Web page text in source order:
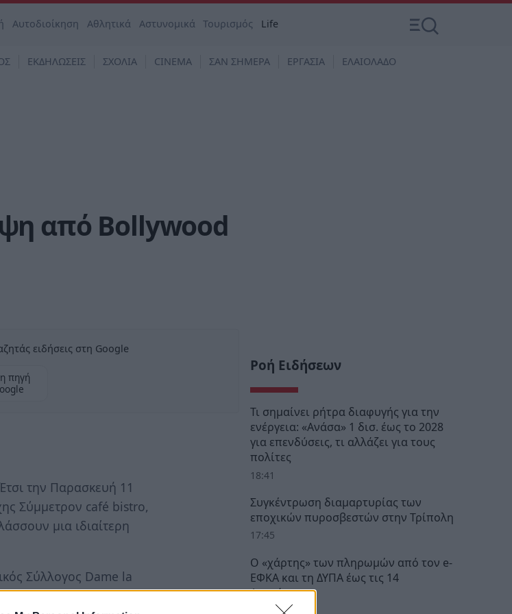
Αυτοδιοίκηση Αθλητικά Αστυνομικά Τουρισμός Life
ΕΚΔΗΛΩΣΕΙΣ ΣΧΟΛΙΑ CINEMA ΣΑΝ ΣΗΜΕΡΑ ΕΡΓΑΣΙΑ ΕΛΑΙΟΛΑΔΟ
από Bollywood
ειδήσεις στη Google
πηγή
την Παρασκευή 11
Σύμμετρον café bistro,
μια ιδιαίτερη
Σύλλογος Dame la
Bollywood !!
Ροή Ειδήσεων
Τι σημαίνει ρήτρα διαφυγής για την
ενέργεια: «Ανάσα» 1 δισ. έως το 2028
για επενδύσεις, τι αλλάζει για τους
πολίτες
18:41
Συγκέντρωση διαμαρτυρίας των
εποχικών πυροσβεστών στην Τρίπολη
17:45
Ο «χάρτης» των πληρωμών από τον e-
ΕΦΚΑ και τη ΔΥΠΑ έως τις 14
Αυγούστου